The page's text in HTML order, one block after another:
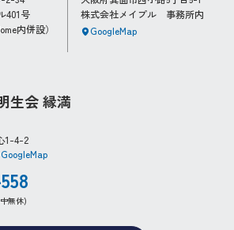
401号
内併設）
株式会社メイプル 事務所内
GoogleMap
生会 縁満
1-4-2
GoogleMap
無休)